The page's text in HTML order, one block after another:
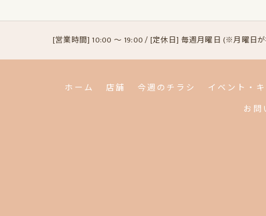
[営業時間] 10:00 〜 19:00 / [定休日] 毎週月曜日 (※月曜日
ホーム 店舗 今週のチラシ イベント・
お問